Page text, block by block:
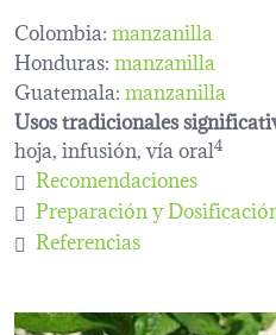
Colombia:manzanilla
Honduras:manzanilla
Guatemala:manzanilla
Usos tradicionales
hoja, infusión, vía oral4
Recomendaciones
Preparación y
Referencias